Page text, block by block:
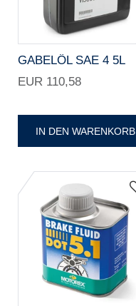
GABELÖL SAE 4 5L
EUR 110,58
IN DEN WARENKORB